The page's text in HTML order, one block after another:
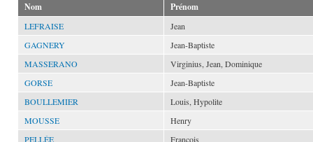
Nom Prénom
LEFRAISE
Jean
GAGNERY
Jean-Baptiste
MASSERANO
Virginius, Jean, Dominique
GORSE
Jean-Baptiste
BOULLEMIER
Louis, Hypolite
MOUSSE
Henry
PELLÉE
François